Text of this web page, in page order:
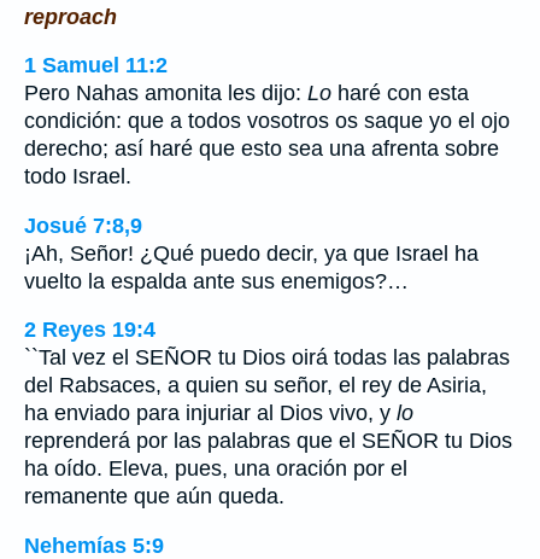
reproach
1 Samuel 11:2
Pero Nahas amonita les dijo: Lo haré con esta
condición: que a todos vosotros os saque yo el ojo
derecho; así haré que esto sea una afrenta sobre
todo Israel.
Josué 7:8,9
¡Ah, Señor! ¿Qué puedo decir, ya que Israel ha
vuelto la espalda ante sus enemigos?…
2 Reyes 19:4
``Tal vez el SEÑOR tu Dios oirá todas las palabras
del Rabsaces, a quien su señor, el rey de Asiria,
ha enviado para injuriar al Dios vivo, y lo
reprenderá por las palabras que el SEÑOR tu Dios
ha oído. Eleva, pues, una oración por el
remanente que aún queda.
Nehemías 5:9